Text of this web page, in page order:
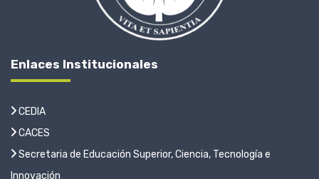
Enlaces Institucionales
CEDIA
CACES
Secretaria de Educación Superior, Ciencia, Tecnología e
Innovación